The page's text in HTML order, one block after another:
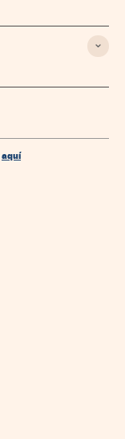
aquí